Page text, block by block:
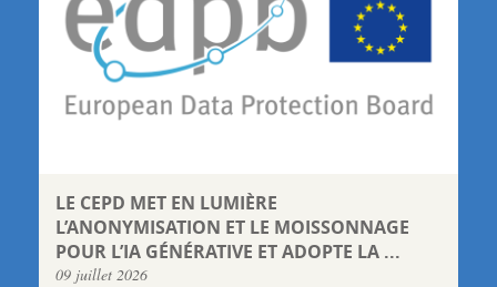
LE CEPD MET EN LUMIÈRE
L’ANONYMISATION ET LE MOISSONNAGE
POUR L’IA GÉNÉRATIVE ET ADOPTE LA ...
09 juillet 2026